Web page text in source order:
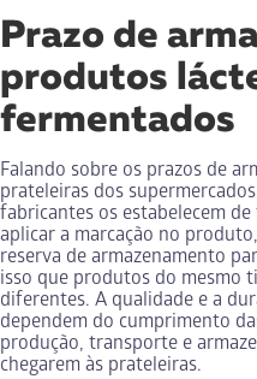
Prazo de
produtos
fermentados
Falando sobre os prazos de
prateleiras dos
fabricantes os estabelecem
aplicar a marcação no
reserva de armazenamento
isso que produtos do mesmo
diferentes. A qualidade e a
dependem do cumprimento
produção, transporte e
chegarem às prateleiras.